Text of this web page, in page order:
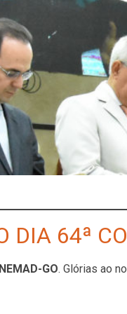
DIA 64ª
GO. Glórias ao